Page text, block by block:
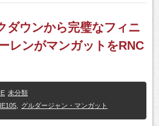
ダウンから完璧なフィニ
レンがマンガットをRNC
未分類
グルダージャン・マンガット